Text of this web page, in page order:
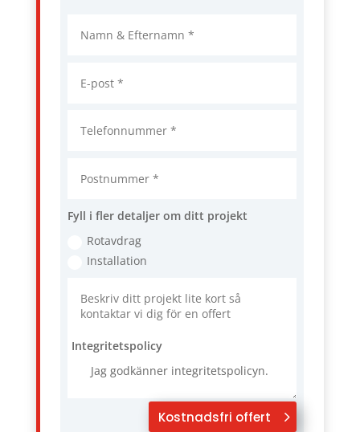
Fyll i fler detaljer om ditt projekt
Rotavdrag
Installation
Integritetspolicy
Jag godkänner integritetspolicyn.
Kostnadsfri offert